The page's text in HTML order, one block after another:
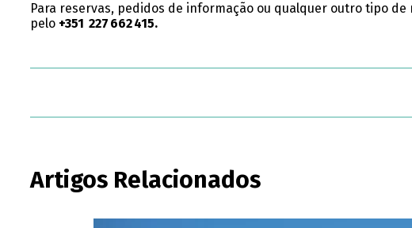
Para reservas, pedidos de informação ou qualquer outro tipo
pelo +351 227 662 415.
Artigos Relacionados